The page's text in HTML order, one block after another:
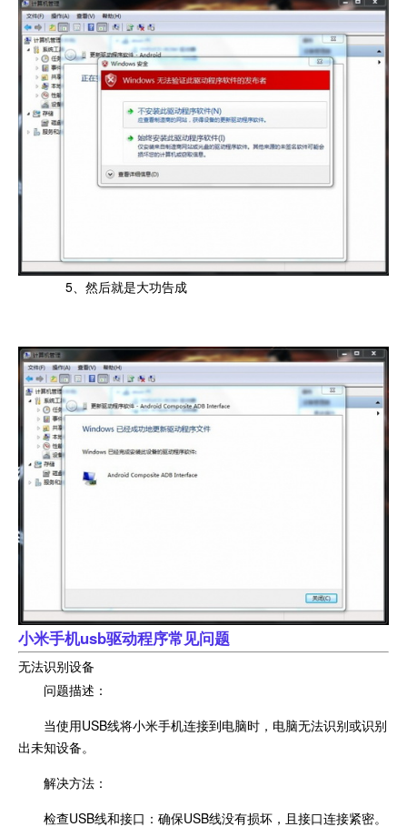
5、然后就是大功告成
小米手机usb驱动程序常见问题
无法识别设备
问题描述：
当使用USB线将小米手机连接到电脑时，电脑无法识别或识别
出未知设备。
解决方法：
检查USB线和接口：确保USB线没有损坏，且接口连接紧密。